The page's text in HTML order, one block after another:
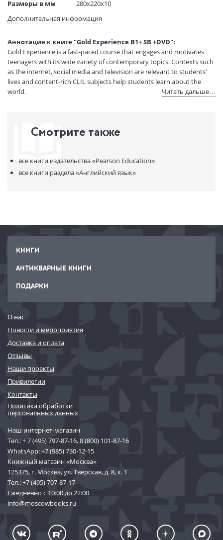
Размеры в мм
280x220x10
Вес:
1 гр.
Код товара:
50049063
Артикул:
12794699
ISBN:
9781447961949
В продаже с:
23.09.2021
Дополнительная информация
Аннотация к книге "Gold Experience B1+ SB +DVD":
Gold Experience is a fast-paced course that engages and motivates
teenagers with its wide variety of contemporary topics. Contexts such
as the internet, social media and television are relevant to students'
lives and content-rich CLIL subjects help students learn about the
world.
Читать дальше…
Смотрите также
все книги издательства«Pearson Education»
все книги раздела«Английский язык»
КНИГИ
АНТИКВАРНЫЕ КНИГИ
ПОДАРКИ
О нас
Новости и мероприятия
Доставка и оплата
Отзывы
Наши проекты
Привилегии
Контакты
Политика обработки
персональных данных
Наш интернет-магазин
Тел.:+ 7 (495) 797-87-16,8 (800) 101-87-16
WhatsApp:+7 (985) 730-12-15
Книжный магазин «Москва»
125375, г. Москва, ул. Тверская, д. 8, к. 1
Тел.:+7 (495) 797-87-17
Ежедневно с 10:00 до 22:00
info@moscowbooks.ru